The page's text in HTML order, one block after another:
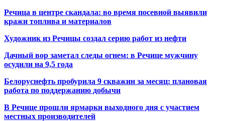
Речица в центре скандала: во время посевной выявили
кражи топлива и материалов
Художник из Речицы создал серию работ из нефти
Дачный вор заметал следы огнем: в Речице мужчину
осудили на 9,5 года
Белоруснефть пробурила 9 скважин за месяц: плановая
работа по поддержанию добычи
В Речице прошли ярмарки выходного дня с участием
местных производителей